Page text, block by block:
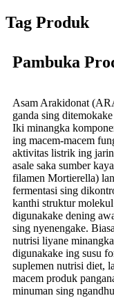
Tag Produk
Pambuka
Asam Arakidonat
ganda sing
Iki minangka
ing macem-macem
aktivitas listrik ing
asale saka sumber
filamen Mortierella)
fermentasi sing
kanthi struktur
digunakake dening
sing nyenengake.
nutrisi liyane
digunakake ing susu
suplemen nutrisi diet,
macem produk
minuman sing